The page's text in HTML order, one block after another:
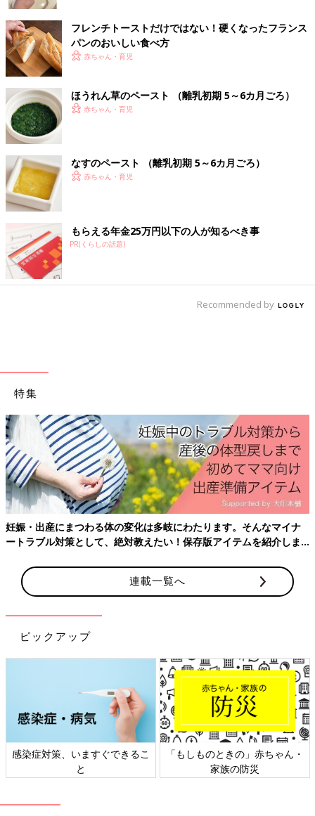
こちらの「コーヒーホイップクリーム」もカルディオリジナル商
品。カルディといえば人気NO.1のコーヒー豆「マイルドカルデ
ィ」ですよね。そのマイルドカルディを極細挽きして練りこんで
いるという本格的なクリームペーストです。
甘さの中にふんわり香るコーヒー
開けた瞬間ふわっと漂うコーヒーのいい香り……。じゅうぶんな
甘さがあるので子どもでも食べられそう。ペーストは伸びもよく
て、焼いていないやわらかいパンに塗って食べても最高！「コレ
でもか！」というぐらいパンにたっぷり付けて食べたい一品で
す。
万能すぎる調味料「ハリッサ」はパンにも合う！
最近話題になっている唐辛子をベースにした地中海生まれの万能
調味料「ハリッサ」。こちらもカルディオリジナル商品。トマト
ベースのスープや煮込み料理、パスタなどに使える大人味のスパ
フレンチトーストだけではない！硬くなったフランス
パンのおいしい食べ方
赤ちゃん・育児
ほうれん草のペースト （離乳初期 5～6カ月ごろ）
赤ちゃん・育児
なすのペースト （離乳初期 5～6カ月ごろ）
赤ちゃん・育児
もらえる年金25万円以下の人が知るべき事
PR(くらしの話題)
Recommended by
特集
妊娠・出産にまつわる体の変化は多岐にわたります。そんなマイナ
ートラブル対策として、絶対教えたい！保存版アイテムを紹介しま
連載一覧へ
ピックアップ
感染症対策、いますぐできるこ
と
「もしものときの」赤ちゃん・
家族の防災